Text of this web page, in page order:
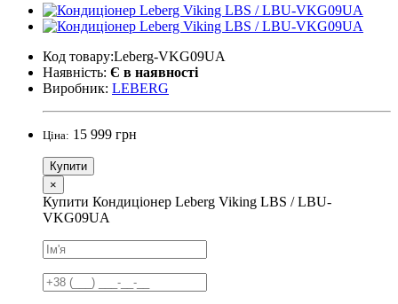
Код товару:Leberg-VKG09UA
Наявність: Є в наявності
Виробник: LEBERG
Ціна: 15 999 грн
Купити
×
Купити Кондиціонер Leberg Viking LBS / LBU-
VKG09UA